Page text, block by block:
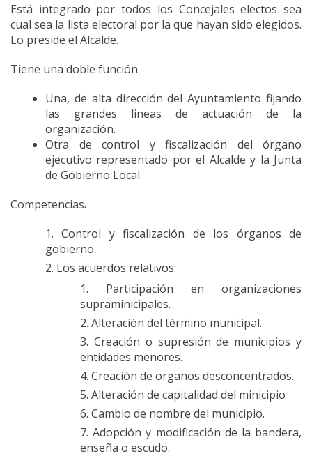
Está integrado por todos los Concejales electos sea
cual sea la lista electoral por la que hayan sido elegidos.
Lo preside el Alcalde.
Tiene una doble función:
Una, de alta dirección del Ayuntamiento fijando
las grandes lineas de actuación de la
organización.
Otra de control y fiscalización del órgano
ejecutivo representado por el Alcalde y la Junta
de Gobierno Local.
Competencias.
Control y fiscalización de los órganos de
gobierno.
Los acuerdos relativos:
Participación en organizaciones
supraminicipales.
Alteración del término municipal.
Creación o supresión de municipios y
entidades menores.
Creación de organos desconcentrados.
Alteración de capitalidad del minicipio
Cambio de nombre del municipio.
Adopción y modificación de la bandera,
enseña o escudo.